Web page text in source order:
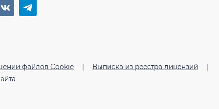
файлов Cookie Выписка из реестра лицензий